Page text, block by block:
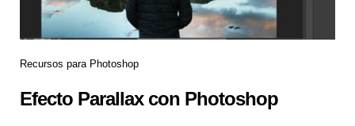
Recursos para Photoshop
Efecto Parallax con Photoshop